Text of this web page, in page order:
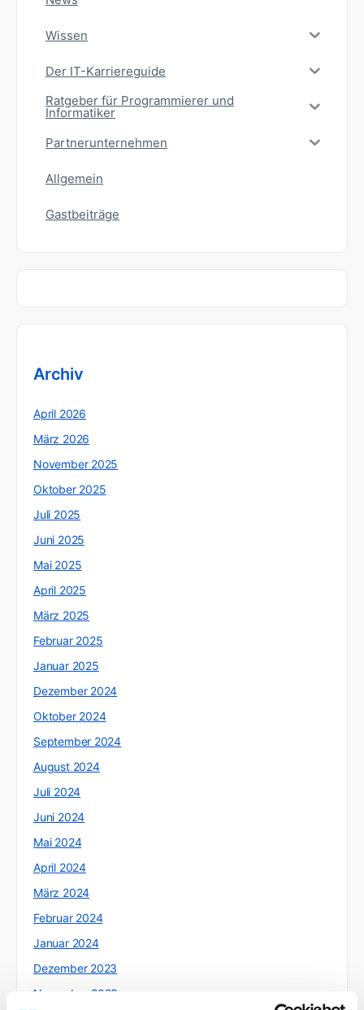
Wissen
Der IT-Karriereguide
Ratgeber für Programmierer und
Informatiker
Partnerunternehmen
Allgemein
Gastbeiträge
Archiv
April 2026
März 2026
November 2025
Oktober 2025
Juli 2025
Juni 2025
Mai 2025
April 2025
März 2025
Februar 2025
Januar 2025
Dezember 2024
Oktober 2024
September 2024
August 2024
Juli 2024
Juni 2024
Mai 2024
April 2024
März 2024
Februar 2024
Januar 2024
Dezember 2023
November 2023